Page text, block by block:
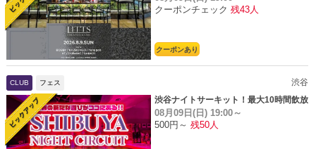
クーポンチェック 残43人
クーポンあり
CLUB フェス
渋谷
渋谷ナイトサーキット！最大10時間飲放
題
08月09日(日) 19:00～
500円～ 残50人